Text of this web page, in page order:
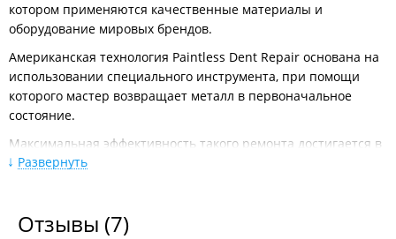
котором применяются качественные материалы и
оборудование мировых брендов.
Американская технология Paintless Dent Repair основана на
использовании специального инструмента, при помощи
которого мастер возвращает металл в первоначальное
состояние.
Максимальная эффективность такого ремонта достигается в
том случае, если автомобиль ранее не подвергался
повреждения до обращения в ремонт минимально.
Развернуть
Отзывы (7)